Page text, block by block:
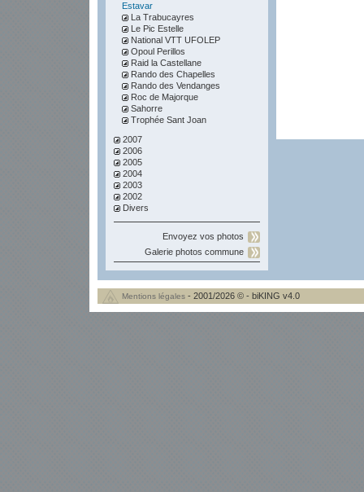
Estavar
La Trabucayres
Le Pic Estelle
National VTT UFOLEP
Opoul Perillos
Raid la Castellane
Rando des Chapelles
Rando des Vendanges
Roc de Majorque
Sahorre
Trophée Sant Joan
2007
2006
2005
2004
2003
2002
Divers
Envoyez vos photos
Galerie photos commune
Mentions légales - 2001/2026 © - biKING v4.0